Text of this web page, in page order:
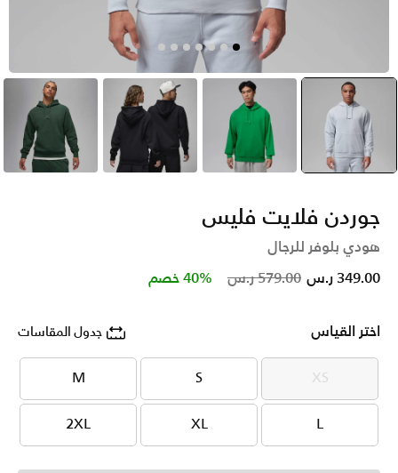
selected
أزرق أخضر أسود أخضر
جوردن فلايت فليس
هودي بلوفر للرجال
Price reduced from
579.00 ر.س to 349.00 ر.س 40% خصم
اختر القياس جدول المقاسات
XS
XS
S
S
M
M
L
L
XL
XL
2XL
2XL